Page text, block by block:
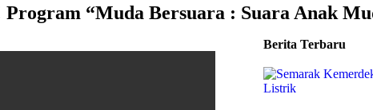
“Muda Bersuara : Suara Anak
Berita Terbaru